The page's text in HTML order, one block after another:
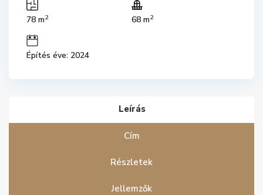
78 m2 68 m2
Építés éve: 2024
Leírás
Cím
Részletek
Jellemzők